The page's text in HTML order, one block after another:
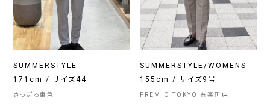
SUMMERSTYLE
171cm / サイズ44
さっぽろ東急
SUMMERSTYLE/WOMENS
155cm / サイズ9号
PREMIO TOKYO 有楽町店